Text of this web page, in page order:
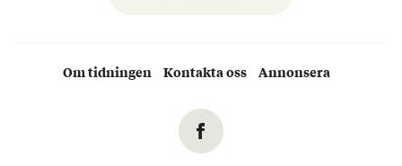
Om tidningen Kontakta oss Annonsera